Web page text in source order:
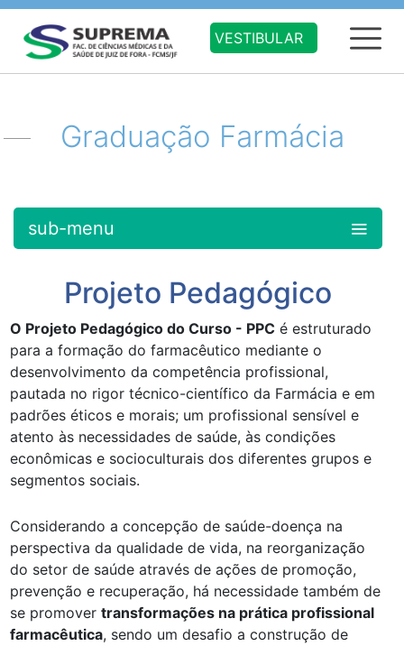
VESTIBULAR
Graduação Farmácia
sub-menu
Projeto Pedagógico
O Projeto Pedagógico do Curso - PPC é estruturado
para a formação do farmacêutico mediante o
desenvolvimento da competência profissional,
pautada no rigor técnico-científico da Farmácia e em
padrões éticos e morais; um profissional sensível e
atento às necessidades de saúde, às condições
econômicas e socioculturais dos diferentes grupos e
segmentos sociais.
Considerando a concepção de saúde-doença na
perspectiva da qualidade de vida, na reorganização
do setor de saúde através de ações de promoção,
prevenção e recuperação, há necessidade também de
se promovertransformações na prática profissional
farmacêutica, sendo um desafio a construção de